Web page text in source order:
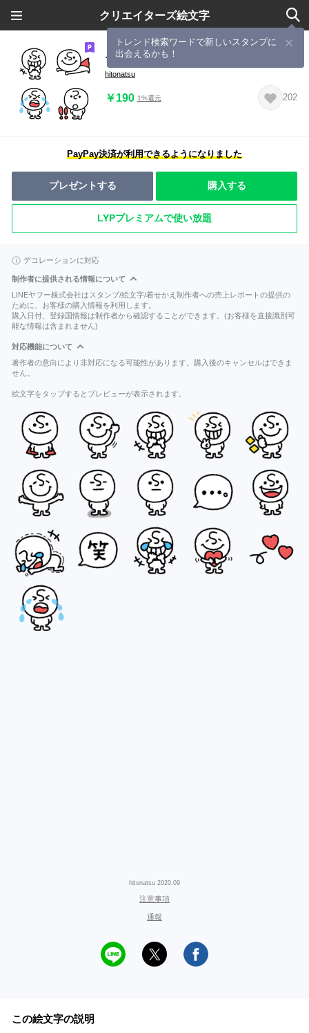
クリエイターズ絵文字
トレンド検索ワードで新しいスタンプに
出会えるかも！
ちびヒーロー
hitonatsu
￥190 1%還元 202
PayPay決済が利用できるようになりました
プレゼントする 購入する
LYPプレミアムで使い放題
デコレーションに対応
制作者に提供される情報について
LINEヤフー株式会社はスタンプ/絵文字/着せかえ制作者への売上レポートの提供の
ために、お客様の購入情報を利用します。
購入日付、登録国情報は制作者から確認することができます。(お客様を直接識別可
能な情報は含まれません)
対応機能について
著作者の意向により非対応になる可能性があります。購入後のキャンセルはできま
せん。
絵文字をタップするとプレビューが表示されます。
hitonatsu 2020.09
注意事項
通報
この絵文字の説明